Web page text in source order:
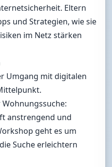
Eltern
und Strategien, wie sie
im Netz stärken
Umgang mit digitalen
anstrengend und
geht es um
Suche erleichtern